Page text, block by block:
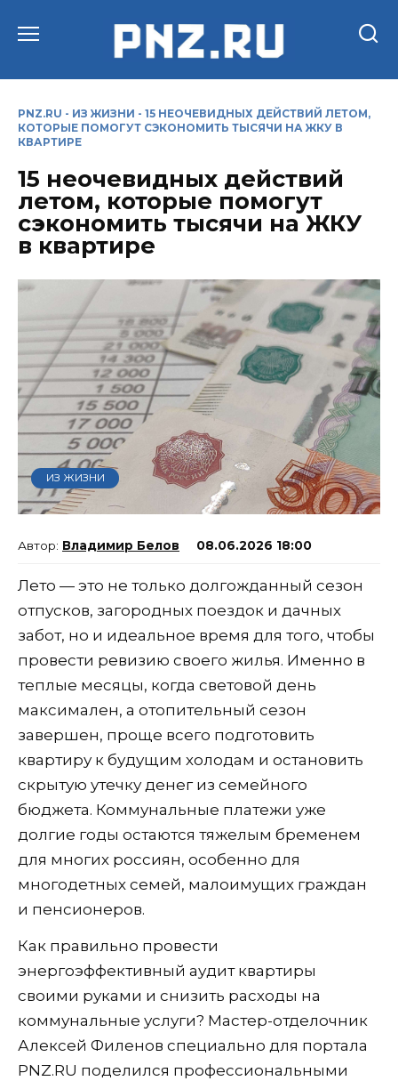
PNZ.RU - ИЗ ЖИЗНИ - 15 НЕОЧЕВИДНЫХ ДЕЙСТВИЙ ЛЕТОМ,
КОТОРЫЕ ПОМОГУТ СЭКОНОМИТЬ ТЫСЯЧИ НА ЖКУ В
КВАРТИРЕ
15 неочевидных действий
летом, которые помогут
сэкономить тысячи на ЖКУ
в квартире
ИЗ ЖИЗНИ
Владимир Белов 08.06.2026 18:00
Лето — это не только долгожданный сезон
отпусков, загородных поездок и дачных
забот, но и идеальное время для того, чтобы
провести ревизию своего жилья. Именно в
теплые месяцы, когда световой день
максимален, а отопительный сезон
завершен, проще всего подготовить
квартиру к будущим холодам и остановить
скрытую утечку денег из семейного
бюджета. Коммунальные платежи уже
долгие годы остаются тяжелым бременем
для многих россиян, особенно для
многодетных семей, малоимущих граждан
и пенсионеров.
Как правильно провести
энергоэффективный аудит квартиры
своими руками и снизить расходы на
коммунальные услуги? Мастер-отделочник
Алексей Филенов специально для портала
PNZ.RU поделился профессиональными